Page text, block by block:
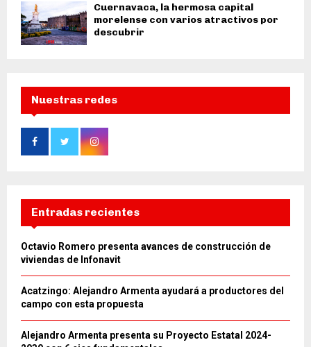
Cuernavaca, la hermosa capital
morelense con varios atractivos por
descubrir
Nuestras redes
Entradas recientes
Octavio Romero presenta avances de construcción de
viviendas de Infonavit
Acatzingo: Alejandro Armenta ayudará a productores del
campo con esta propuesta
Alejandro Armenta presenta su Proyecto Estatal 2024-